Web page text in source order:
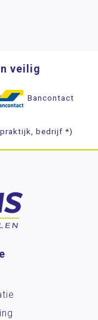
veilig
Bancontact
bedrijf *)